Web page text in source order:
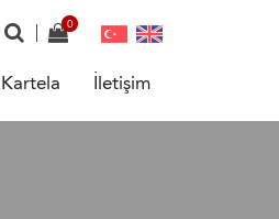
Kartela İletişim